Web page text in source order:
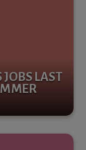
LAST